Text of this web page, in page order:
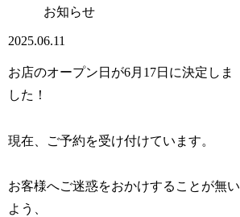
お知らせ
2025.06.11
お店のオープン日が6月17日に決定しま
した！
現在、ご予約を受け付けています。
お客様へご迷惑をおかけすることが無い
よう、